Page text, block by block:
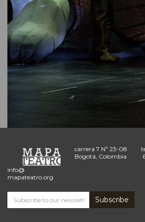
carrera 7 Nº 23-08
Bogotá, Colombia
info@
mapateatro.org
Subscribe